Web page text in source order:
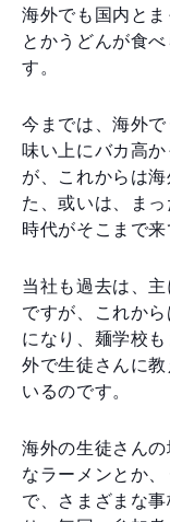
海外でも国内と
とかうどんが食
す。
今までは、海外
味い上にバカ高
が、これからは
た、或いは、ま
時代がそこまで来
当社も過去は、
ですが、これか
になり、麺学校
外で生徒さんに
いるのです。
海外の生徒さん
なラーメンとか
で、さまざまな